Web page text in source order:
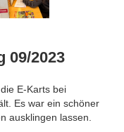
09/2023
E-Karts bei
Es war ein schöner
ausklingen lassen.